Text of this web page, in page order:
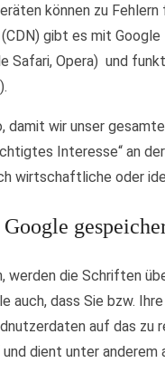
können zu
gibt es mit
Safari, Opera) und
damit wir unser
Interesse“ an
wirtschaftliche oder
werden die Schriften
auch, dass Sie bzw.
auf das
dient unter